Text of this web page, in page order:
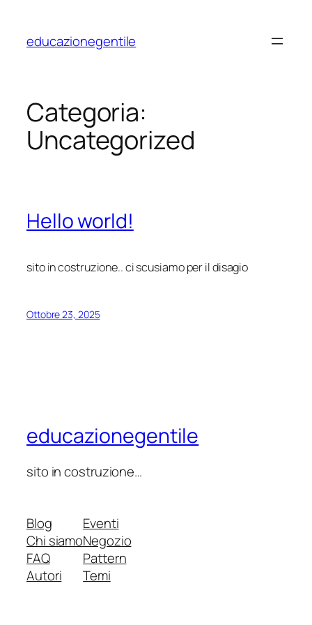
contenuto
educazionegentile
Categoria:
Uncategorized
Hello world!
sito in costruzione.. ci scusiamo per il disagio
Ottobre 23, 2025
educazionegentile
sito in costruzione…
Blog
Chi siamo
FAQ
Autori
Eventi
Negozio
Pattern
Temi